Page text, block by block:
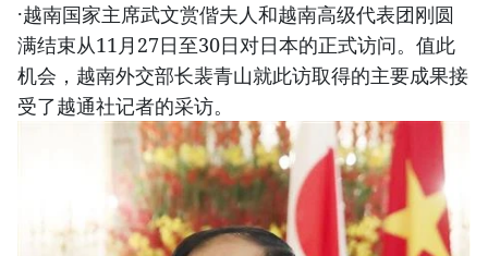
·越南国家主席武文赏偕夫人和越南高级代表团刚圆
满结束从11月27日至30日对日本的正式访问。值此
机会，越南外交部长裴青山就此访取得的主要成果接
受了越通社记者的采访。